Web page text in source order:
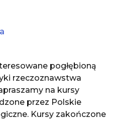
pogłębioną
rzeczoznawstwa
na kursy
przez Polskie
Kursy zakończone